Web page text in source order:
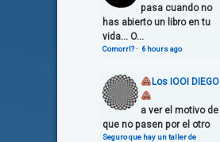
pasa cuando no
has abierto un libro en tu
vida... O...
Comorrl?· 6 hours ago
Los IOOI DIEGO
a ver el motivo de
que no pasen por el otro
Seguro que hay un taller de